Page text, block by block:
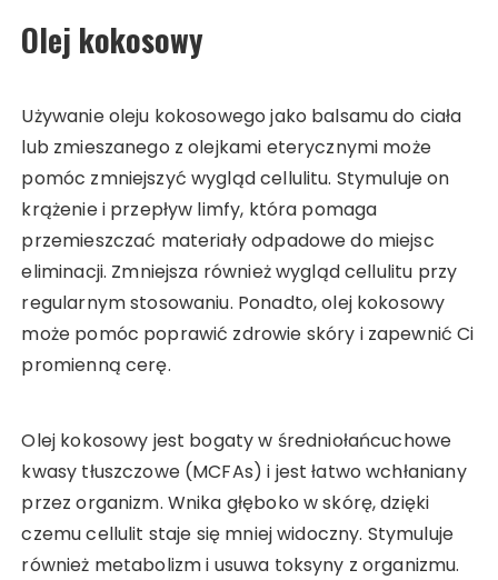
Olej kokosowy
Używanie oleju kokosowego jako balsamu do ciała
lub zmieszanego z olejkami eterycznymi może
pomóc zmniejszyć wygląd cellulitu. Stymuluje on
krążenie i przepływ limfy, która pomaga
przemieszczać materiały odpadowe do miejsc
eliminacji. Zmniejsza również wygląd cellulitu przy
regularnym stosowaniu. Ponadto, olej kokosowy
może pomóc poprawić zdrowie skóry i zapewnić Ci
promienną cerę.
Olej kokosowy jest bogaty w średniołańcuchowe
kwasy tłuszczowe (MCFAs) i jest łatwo wchłaniany
przez organizm. Wnika głęboko w skórę, dzięki
czemu cellulit staje się mniej widoczny. Stymuluje
również metabolizm i usuwa toksyny z organizmu.